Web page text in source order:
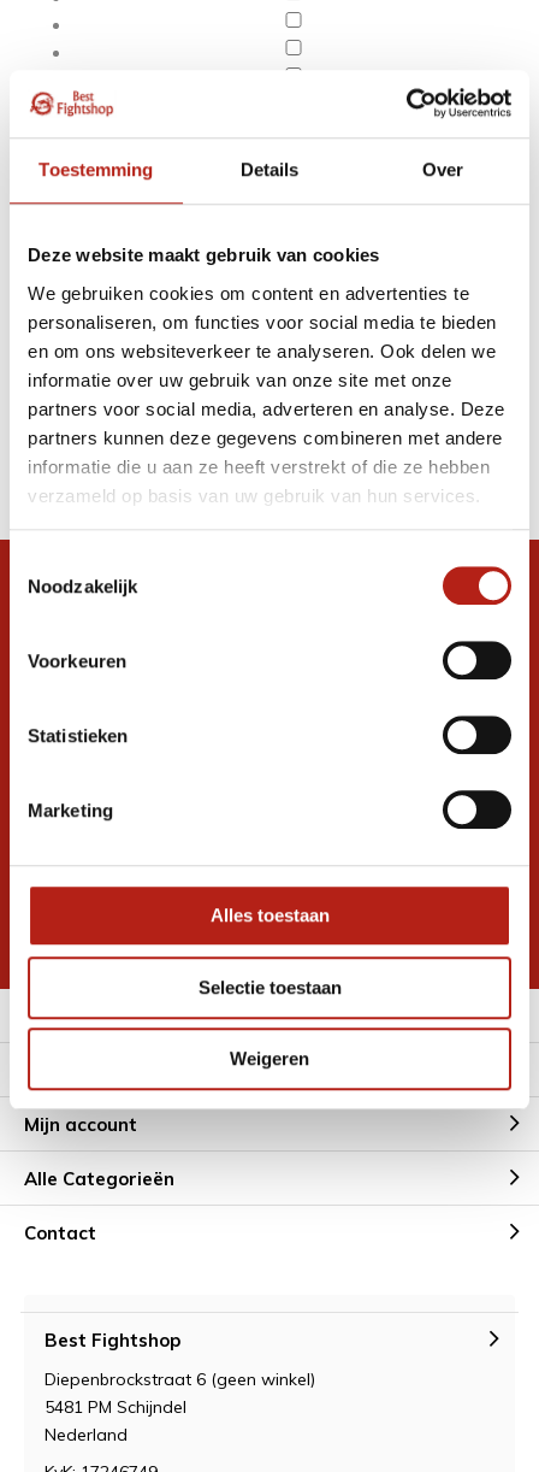
Toestemming Details Over
Deze website maakt gebruik van cookies
We gebruiken cookies om content en advertenties te
personaliseren, om functies voor social media te bieden
en om ons websiteverkeer te analyseren. Ook delen we
informatie over uw gebruik van onze site met onze
partners voor social media, adverteren en analyse. Deze
partners kunnen deze gegevens combineren met andere
informatie die u aan ze heeft verstrekt of die ze hebben
verzameld op basis van uw gebruik van hun services.
Noodzakelijk
Voorkeuren
Statistieken
Marketing
Alles toestaan
Selectie toestaan
Weigeren
Apply filters
Producten getagd met
Adidas Bandages Blauw
Producten
Filter
Sorteren op
Snel antwoord op je vraag?
graag verder. 24/7
Ontvang de nieuwste aanbiedingen en
Inschrijven voor
* Lees hier de wettelijke beperkingen
Meer informatie
Mijn account
Alle Categorieën
Contact
Best Fightshop
Diepenbrockstraat 6 (geen winkel)
5481 PM Schijndel
Nederland